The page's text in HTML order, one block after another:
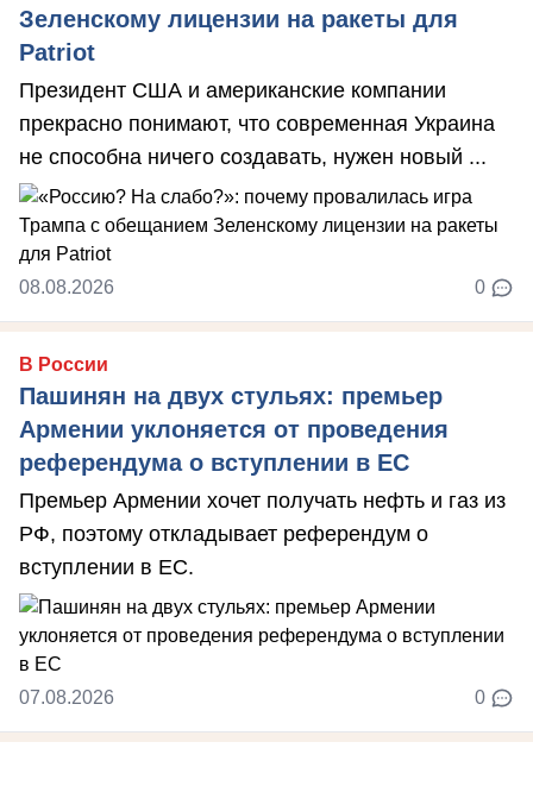
Зеленскому лицензии на ракеты для
Patriot
Президент США и американские компании
прекрасно понимают, что современная Украина
не способна ничего создавать, нужен новый ...
08.08.2026 0
В России
Пашинян на двух стульях: премьер
Армении уклоняется от проведения
референдума о вступлении в ЕС
Премьер Армении хочет получать нефть и газ из
РФ, поэтому откладывает референдум о
вступлении в ЕС.
07.08.2026 0